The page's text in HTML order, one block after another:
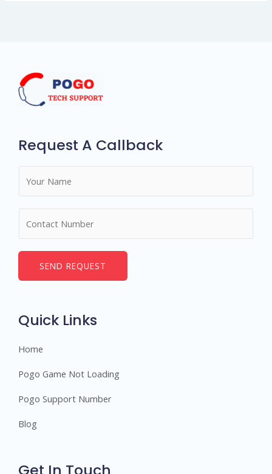
Request A Callback
*
e
SEND REQUEST
Quick Links
Home
Pogo Game Not Loading
Pogo Support Number
Blog
Get In Touch